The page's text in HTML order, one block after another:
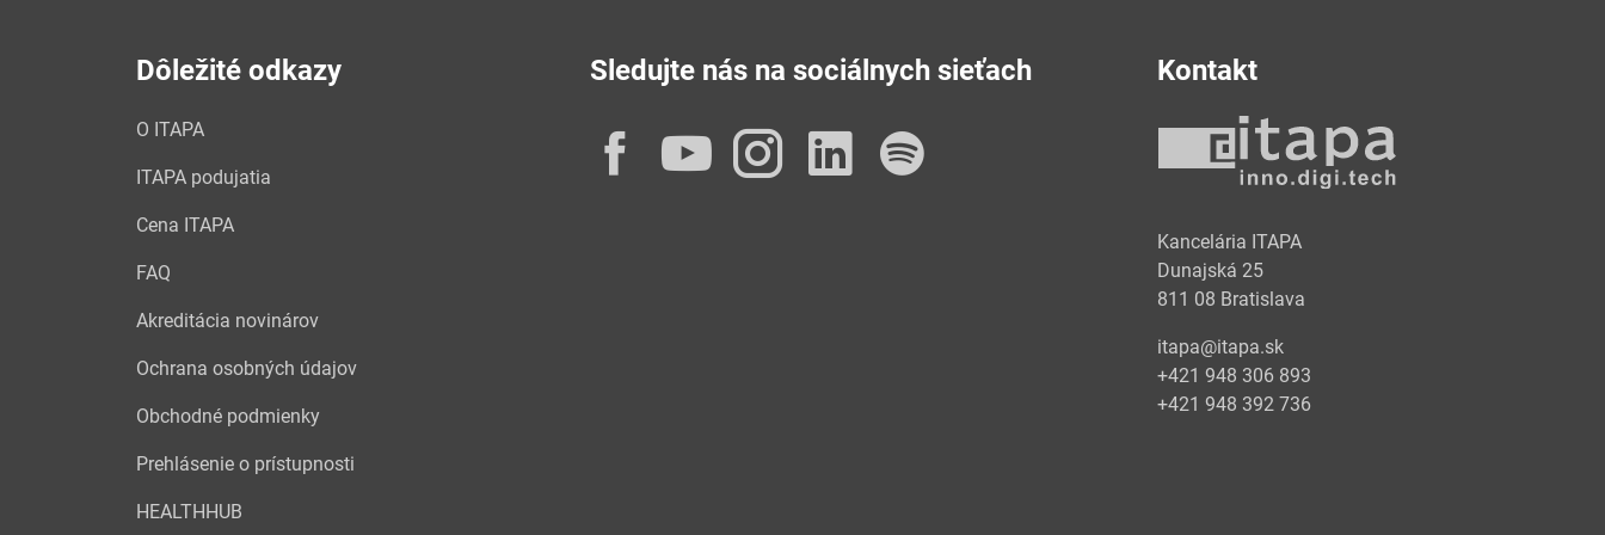
Dôležité odkazy
O ITAPA
ITAPA podujatia
Cena ITAPA
FAQ
Akreditácia novinárov
Ochrana osobných údajov
Obchodné podmienky
Prehlásenie o prístupnosti
HEALTHHUB
Sledujte nás na sociálnych sieťach
Facebook
YouTube
Instagram
LinkedIn
Kontakt
Kancelária ITAPA
Dunajská 25
811 08 Bratislava
itapa@itapa.sk
+421 948 306 893
+421 948 392 736